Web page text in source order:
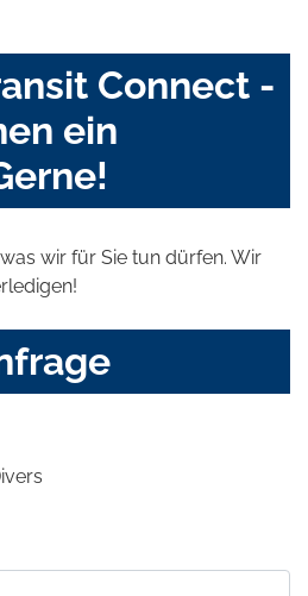
Connect -
ein
wir für Sie tun dürfen. Wir